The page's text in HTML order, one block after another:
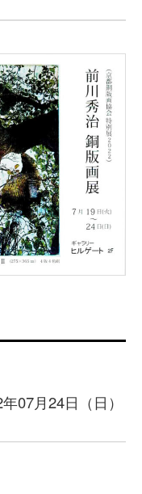
07月24日（日）